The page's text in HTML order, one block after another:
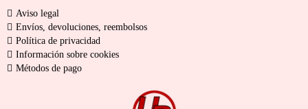
Aviso legal
Envíos, devoluciones, reembolsos
Política de privacidad
Información sobre cookies
Métodos de pago